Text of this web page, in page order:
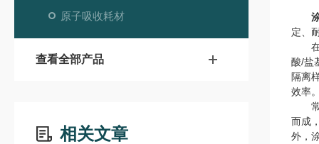
原子吸收耗材
查看全部产品
相关文章
定、
在
酸/盐
隔离
效率
常
而成
外，